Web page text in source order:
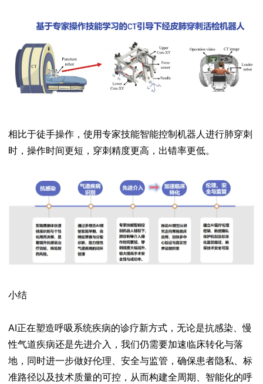
相比于徒手操作，使用专家技能智能控制机器人进行肺穿刺
时，操作时间更短，穿刺精度更高，出错率更低。
小结
AI正在塑造呼吸系统疾病的诊疗新方式，无论是抗感染、慢
性气道疾病还是先进介入，我们仍需要加速临床转化与落
地，同时进一步做好伦理、安全与监管，确保患者隐私、标
准路径以及技术质量的可控，从而构建全周期、智能化的呼